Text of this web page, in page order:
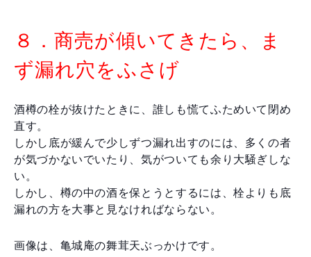
８．商売が傾いてきたら、ま
ず漏れ穴をふさげ
酒樽の栓が抜けたときに、誰しも慌てふためいて閉め
直す。
しかし底が緩んで少しずつ漏れ出すのには、多くの者
が気づかないでいたり、気がついても余り大騒ぎしな
い。
しかし、樽の中の酒を保とうとするには、栓よりも底
漏れの方を大事と見なければならない。
画像は、亀城庵の舞茸天ぶっかけです。